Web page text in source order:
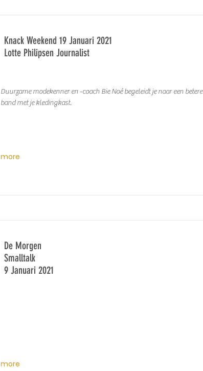
Knack Weekend 19 Januari 2021
Lotte Philipsen Journalist
Duurzame modekenner en -coach Bie Noé begeleidt je naar een betere
band met je kledingkast.
more
De Morgen
Smalltalk
9 Januari 2021
more